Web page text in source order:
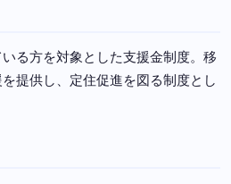
る方を対象とした支援金制度。移
提供し、定住促進を図る制度とし